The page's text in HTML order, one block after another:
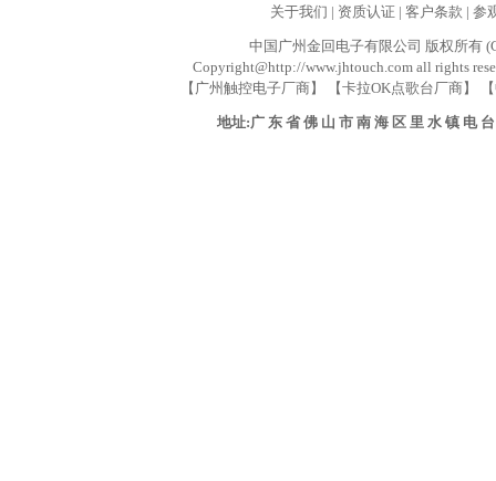
关于我们 | 资质认证 | 客户条款 | 参
中国广州金回电子有限公司 版权所有
Copyright@http://www.jhtouch.com all rights
【广州触控电子厂商】 【卡拉OK点歌台厂商】
地址:广 东 省 佛 山 市 南 海 区 里 水 镇 电